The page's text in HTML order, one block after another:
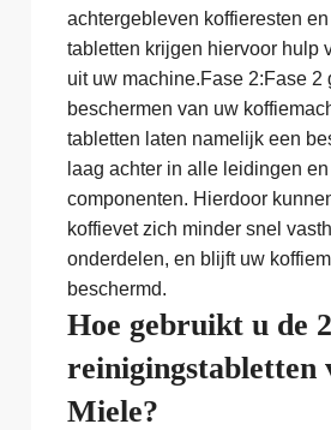
achtergebleven koffieresten
tabletten krijgen hiervoor hulp
uit uw machine.Fase 2:Fase 2
beschermen van uw
tabletten laten namelijk een
laag achter in alle leidingen
componenten. Hierdoor
koffievet zich minder snel
onderdelen, en blijft uw
beschermd.
Hoe gebruikt u de
reinigingstabletten
Miele?